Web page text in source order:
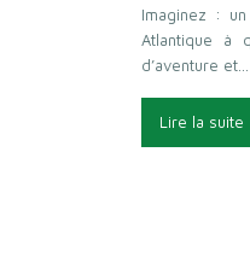
Imaginez :
Atlantique à
d’aventure et…
Lire la suite